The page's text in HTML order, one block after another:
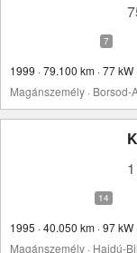
1999 · 79.100 km · 77
Magánszemély ·
1995 · 40.050 km · 97
Magánszemély · Hajdú-